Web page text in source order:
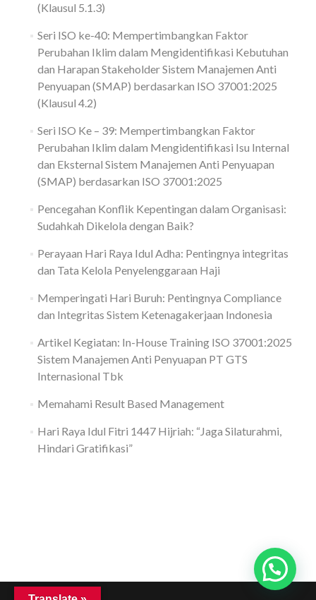
(Klausul 5.1.3)
Seri ISO ke-40: Mempertimbangkan Faktor
Perubahan Iklim dalam Mengidentifikasi Kebutuhan
dan Harapan Stakeholder Sistem Manajemen Anti
Penyuapan (SMAP) berdasarkan ISO 37001:2025
(Klausul 4.2)
Seri ISO Ke – 39: Mempertimbangkan Faktor
Perubahan Iklim dalam Mengidentifikasi Isu Internal
dan Eksternal Sistem Manajemen Anti Penyuapan
(SMAP) berdasarkan ISO 37001:2025
Pencegahan Konflik Kepentingan dalam Organisasi:
Sudahkah Dikelola dengan Baik?
Perayaan Hari Raya Idul Adha: Pentingnya integritas
dan Tata Kelola Penyelenggaraan Haji
Memperingati Hari Buruh: Pentingnya Compliance
dan Integritas Sistem Ketenagakerjaan Indonesia
Artikel Kegiatan: In-House Training ISO 37001:2025
Sistem Manajemen Anti Penyuapan PT GTS
Internasional Tbk
Memahami Result Based Management
Hari Raya Idul Fitri 1447 Hijriah: “Jaga Silaturahmi,
Hindari Gratifikasi”